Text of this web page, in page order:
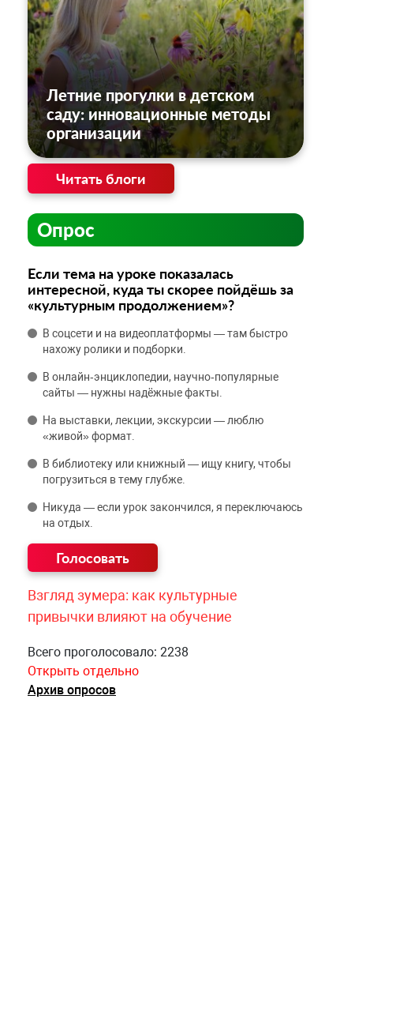
Летние прогулки в детском
саду: инновационные методы
организации
Читать блоги
Опрос
Если тема на уроке показалась
интересной, куда ты скорее пойдёшь за
«культурным продолжением»?
В соцсети и на видеоплатформы — там быстро
нахожу ролики и подборки.
В онлайн‑энциклопедии, научно‑популярные
сайты — нужны надёжные факты.
На выставки, лекции, экскурсии — люблю
«живой» формат.
В библиотеку или книжный — ищу книгу, чтобы
погрузиться в тему глубже.
Никуда — если урок закончился, я переключаюсь
на отдых.
Взгляд зумера: как культурные
привычки влияют на обучение
Всего проголосовало: 2238
Открыть отдельно
Архив опросов